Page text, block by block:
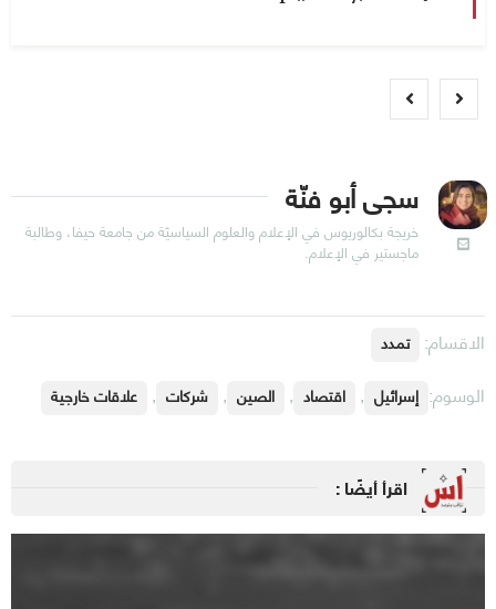
سجى أبو فنّة
خريجة بكالوريوس في الإعلام والعلوم السياسيّة من جامعة حيفا، وطالبة
ماجستير في الإعلام.
الاقسام: تمدد
الوسوم: إسرائيل , اقتصاد , الصين , شركات , علاقات خارجية
اقرأ أيضًا :